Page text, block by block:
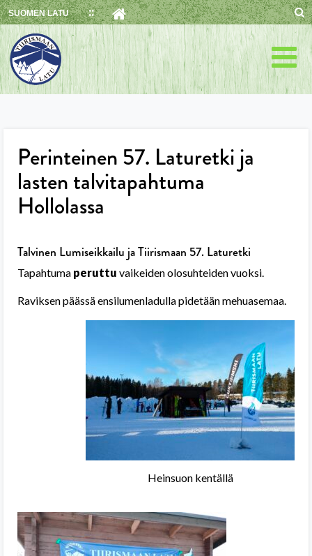
Skip
to
content
SUOMEN LATU
Perinteinen 57. Laturetki ja
lasten talvitapahtuma
Hollolassa
Talvinen Lumiseikkailu ja Tiirismaan 57. Laturetki
Tapahtuma peruttu vaikeiden olosuhteiden vuoksi.
Raviksen päässä ensilumenladulla pidetään mehuasemaa.
Heinsuon kentällä